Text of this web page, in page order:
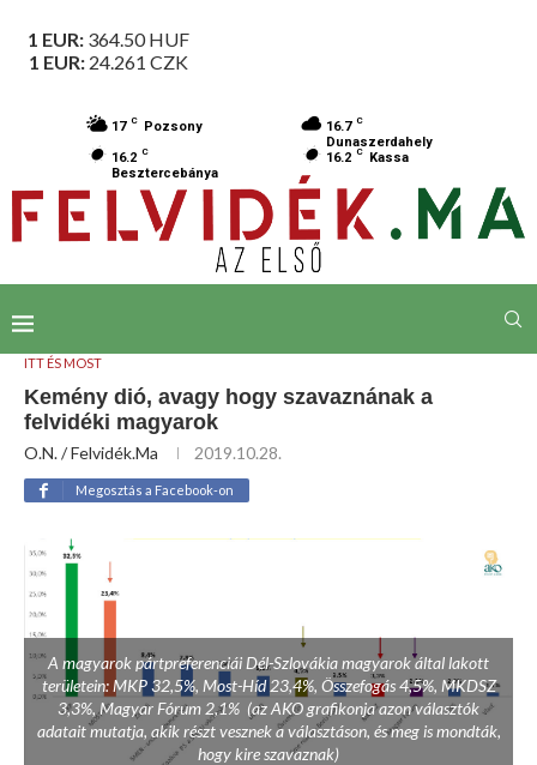
1 EUR: 364.50HUF
1 EUR: 24.261 CZK
17 C Pozsony 16.7 C
Dunaszerdahely
16.2 C
Besztercebánya
16.2 C Kassa
ITT ÉS MOST
Kemény dió, avagy hogy szavaznának a
felvidéki magyarok
O.N. / Felvidék.ma 2019.10.28.
Megosztás a Facebook-on
A magyarok pártpreferenciái Dél-Szlovákia magyarok által lakott
területein: MKP 32,5%, Most-Híd 23,4%, Összefogás 4,5%, MKDSZ
3,3%, Magyar Fórum 2,1% (az AKO grafikonja azon választók
adatait mutatja, akik részt vesznek a választáson, és meg is mondták,
hogy kire szavaznak)